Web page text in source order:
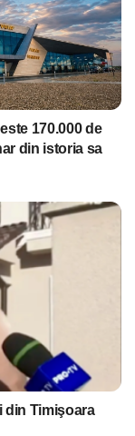
170.000 de
din istoria sa
din Timişoara